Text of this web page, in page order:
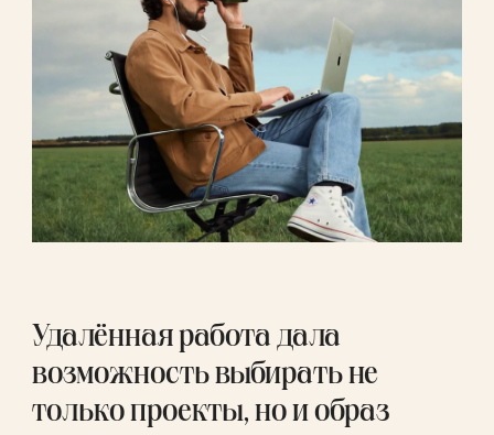
Удалённая работа дала
возможность выбирать не
только проекты, но и образ